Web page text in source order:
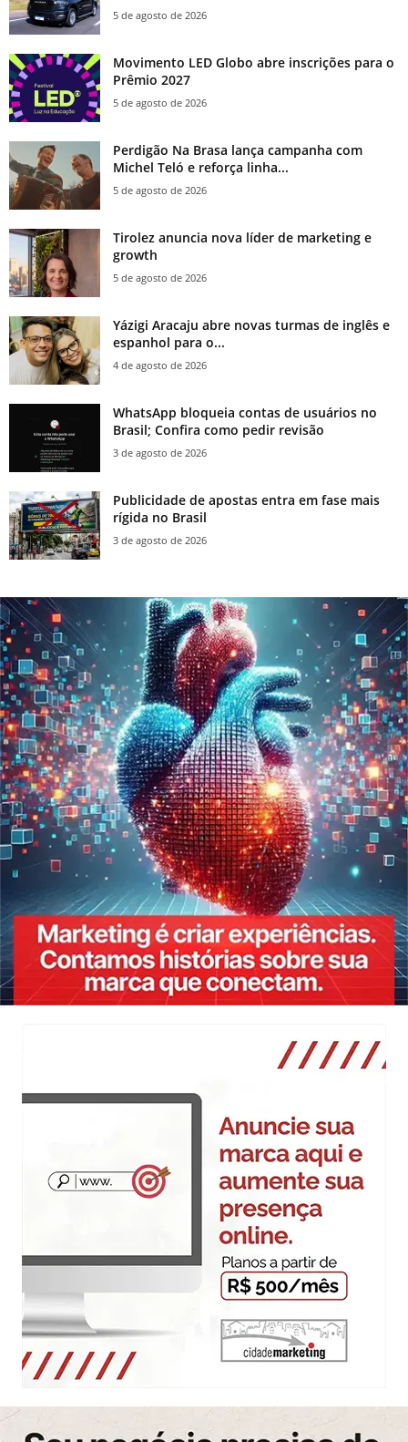
5 de agosto de 2026
Movimento LED Globo abre inscrições para o
Prêmio 2027
5 de agosto de 2026
Perdigão Na Brasa lança campanha com
Michel Teló e reforça linha...
5 de agosto de 2026
Tirolez anuncia nova líder de marketing e
growth
5 de agosto de 2026
Yázigi Aracaju abre novas turmas de inglês e
espanhol para o...
4 de agosto de 2026
WhatsApp bloqueia contas de usuários no
Brasil; Confira como pedir revisão
3 de agosto de 2026
Publicidade de apostas entra em fase mais
rígida no Brasil
3 de agosto de 2026